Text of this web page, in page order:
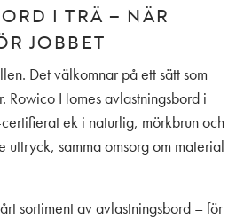
I TRÄ – NÄR
JOBBET
Det välkomnar på ett sätt som
Rowico Homes avlastningsbord i
ek i naturlig, mörkbrun och
uttryck, samma omsorg om material
sortiment av avlastningsbord – för